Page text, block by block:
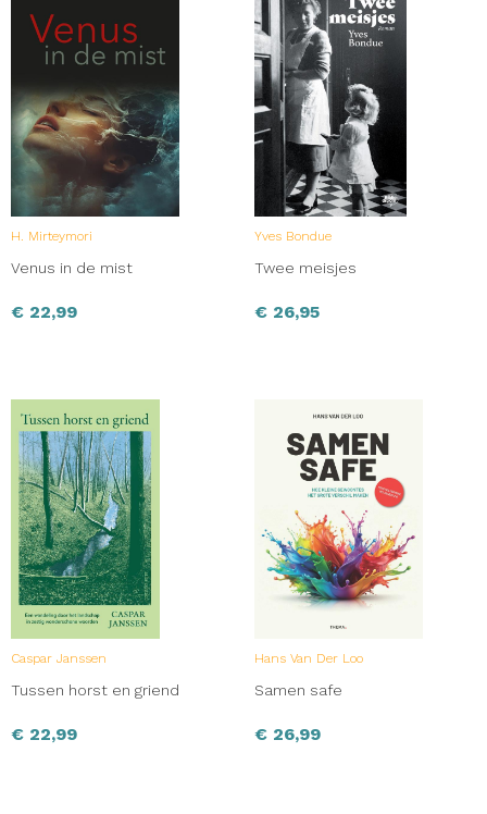
H. Mirteymori
Venus in de mist
€ 22,99
Yves Bondue
Twee meisjes
€ 26,95
Caspar Janssen
Tussen horst en griend
€ 22,99
Hans Van Der Loo
Samen safe
€ 26,99